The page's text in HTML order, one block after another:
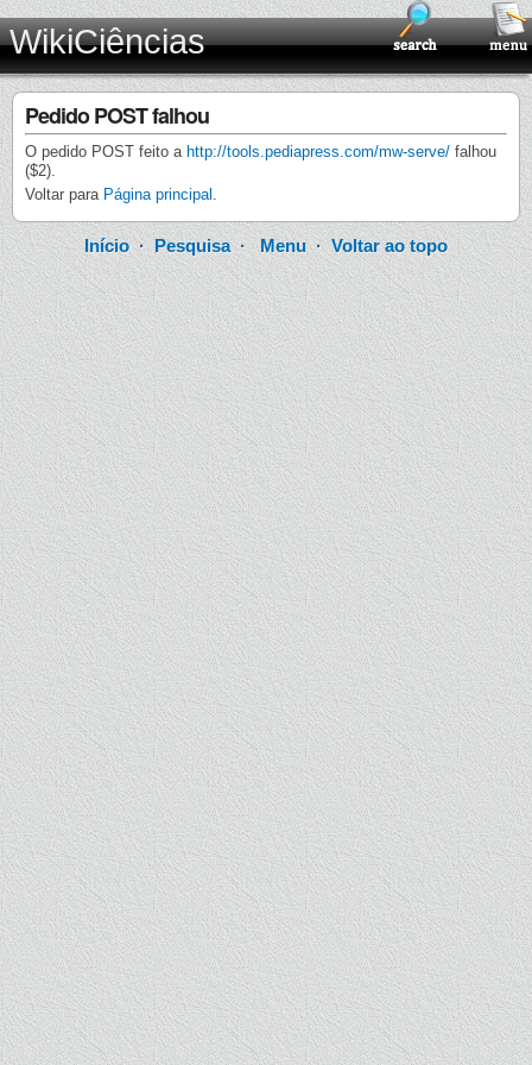
WikiCiências
Pedido POST falhou
O pedido POST feito a http://tools.pediapress.com/mw-serve/ falhou
($2).
Voltar para Página principal .
Início·Pesquisa· Menu· Voltar ao topo